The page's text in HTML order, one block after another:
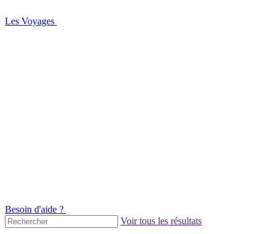
Les Voyages
Besoin d'aide ?
Voir tous les résultats